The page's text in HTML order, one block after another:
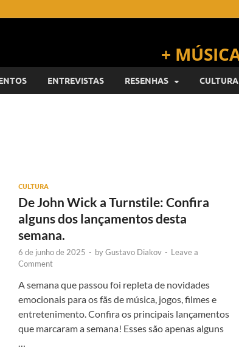
ENTREVISTAS RESENHAS CULTURA
CULTURA
De John Wick a Turnstile: Confira
alguns dos lançamentos desta
semana.
6 de junho de 2025 - byGustavo Diakov - Leave a
Comment
A semana que passou foi repleta de novidades
emocionais para os fãs de música, jogos, filmes e
entretenimento. Confira os principais lançamentos
que marcaram a semana! Esses são apenas alguns